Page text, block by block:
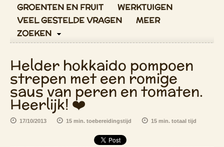
GROENTEN EN FRUIT
WERKTUIGEN
VEEL GESTELDE VRAGEN
MEER
ZOEKEN
Helder hokkaido pompoen
strepen met een romige
saus van peren en tomaten.
Heerlijk! ❤️
17/10/2013 15 min. toebereidingstijd 15 min. totaal tijd